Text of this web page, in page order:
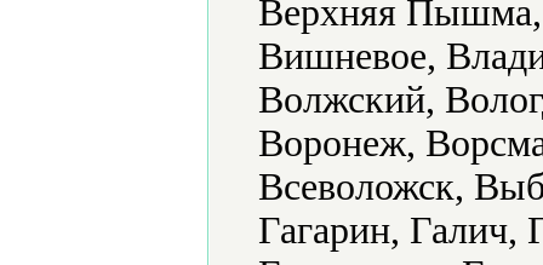
Верхняя Пышма,
Вишневое,
Волжский,
Воронеж,
Всеволожск,
Гагарин, Галич,